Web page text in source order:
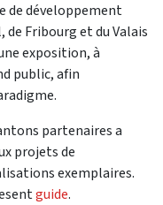
de développement
Fribourg et du Valais
exposition, à
public, afin
partenaires a
projets de
exemplaires.
guide.